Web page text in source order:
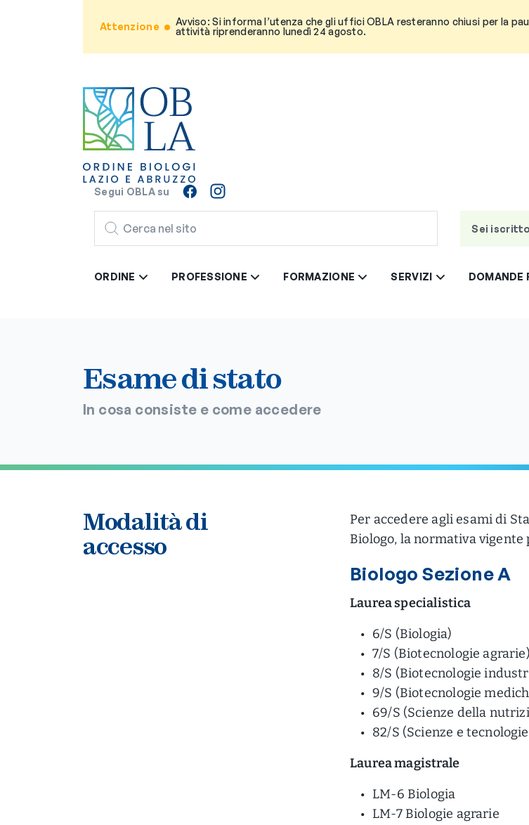
Attenzione
Avviso: Si informa l’utenza che gli uffici OBLA resteranno chiusi per la
attività riprenderanno lunedì 24 agosto.
Segui OBLA su
CERCA
Sei
ORDINE PROFESSIONE FORMAZIONE SERVIZI DOMANDE
Esame di stato
In cosa consiste e come accedere
Modalità di
accesso
Per accedere agli esami di
Biologo, la normativa
Biologo Sezione A
Laurea specialistica
6/S (Biologia)
7/S (Biotecnologie agrarie)
8/S (Biotecnologie
9/S (Biotecnologie
69/S (Scienze della
82/S (Scienze e
Laurea magistrale
LM-6 Biologia
LM-7 Biologie agrarie